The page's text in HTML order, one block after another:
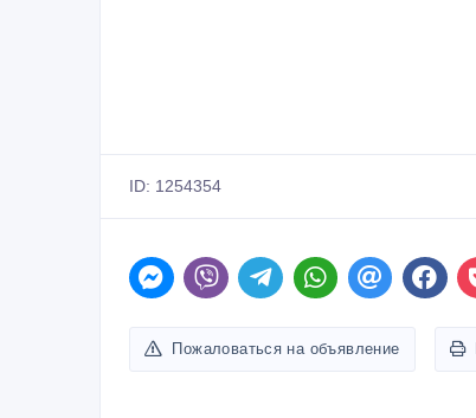
ID: 1254354
Пожаловаться на объявление